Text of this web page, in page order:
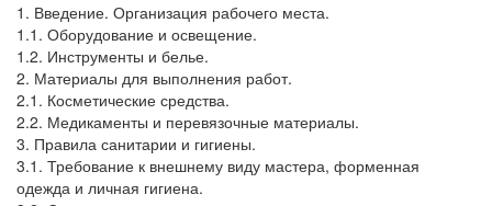
1.​ Введение. Организация рабочего места.
1.1. Оборудование и освещение.
1.2. Инструменты и белье.
2. Материалы для выполнения работ.
2.1. Косметические средства.
2.2. Медикаменты и перевязочные материалы.
3. Правила санитарии и гигиены.
3.1. Требование к внешнему виду мастера, форменная
одежда и личная гигиена.